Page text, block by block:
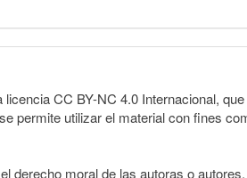
CC BY-NC 4.0 Internacional,
permite utilizar el material con fines
derecho moral de las autoras o